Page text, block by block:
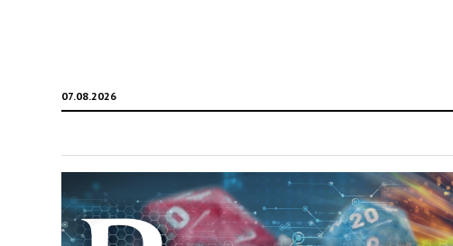
07.08.2026